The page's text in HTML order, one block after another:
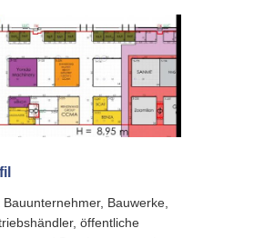
Bauwerke,
öffentliche